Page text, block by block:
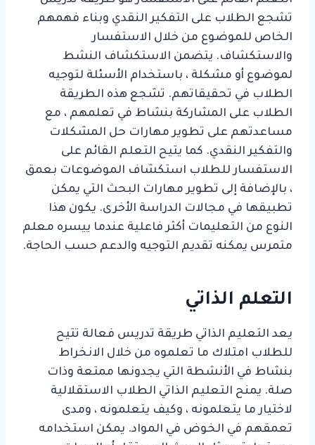
تشجع الطلاب على التفكير النقدي وبناء فهمهم
الخاص للموضوع من خلال الاستفسار
والاستكشاف. يتضمن الاستكشاف النشط
لموضوع أو مشكلة ، باستخدام الأسئلة لتوجيه
الطلاب في تحقيقاتهم. تشجع هذه الطريقة
الطلاب على المشاركة بنشاط في تعلمهم ، مع
مساعدتهم على تطوير مهارات حل المشكلات
والتفكير النقدي. كما يتيح التعلم القائم على
الاستفسار للطلاب استكشاف الموضوعات بعمق
، بالإضافة إلى تطوير مهارات البحث التي يمكن
تطبيقها في مجالات الدراسة الأخرى. يكون هذا
النوع من التعليمات أكثر فاعلية عندما ييسره معلم
متمرس يمكنه تقديم التوجيه والدعم حسب الحاجة.
التعلم الذاتي
يعد التعليم الذاتي طريقة تدريس فعالة تتيح
للطلاب امتلاك ما تعلموه من خلال الانخراط
بنشاط في الأنشطة التي يجدونها ممتعة وذات
صلة. يمنح التعليم الذاتي الطلاب الاستقلالية
لاختيار ما يتعلمونه ، وكيف يتعلمونه ، ومدى
تعمقهم في الخوض في المواد. يمكن استخدامه